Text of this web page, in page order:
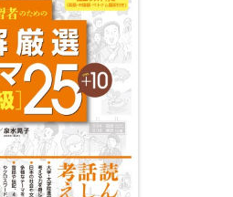
えがわからない」
ンに思われたらどうしよう」
スピーチにふさわしいのだろ
くれるだろうか」
疑問があるようです。
無難」なスピーチが多くなっ